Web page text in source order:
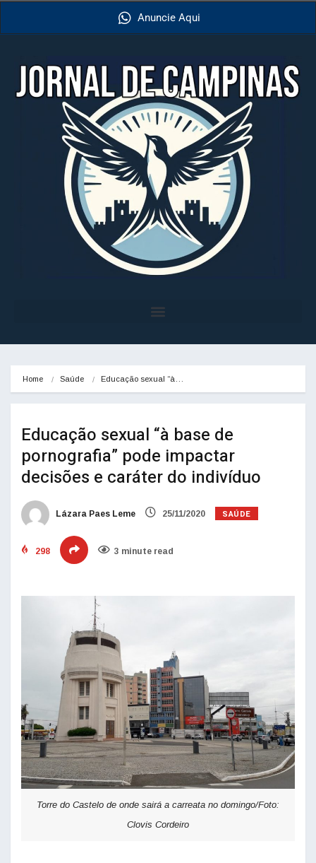
Anuncie Aqui
Home Saúde Educação sexual “à…
Educação sexual “à base de
pornografia” pode impactar
decisões e caráter do indivíduo
Lázara Paes Leme 25/11/2020 SAÚDE
298 3 minute read
Torre do Castelo de onde sairá a carreata no domingo/Foto:
Clovis Cordeiro